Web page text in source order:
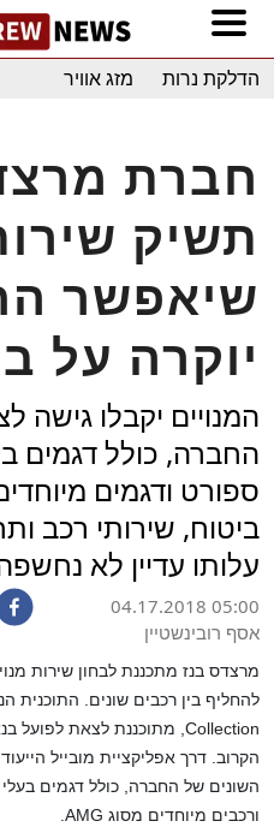
הדלקת נרות מזג אוויר
חברת
תשיק
שיאפשר
יוקרה על
המנויים יקבלו גישה
החברה, כולל דגמים
ספורט ודגמים
עלותו עדיין לא
04.17.2018 05:00
אסף רובינשטיין
מרצדס בנז מתכננת לבחון שירות
להחליף בין רכבים שונים. התוכנית
Collection , מתוכננת לצאת לפועל
הקרוב. דרך אפליקציית מובייל
השונים של החברה, כולל דגמים
ורכבים מיוחדים מסוג AMG.